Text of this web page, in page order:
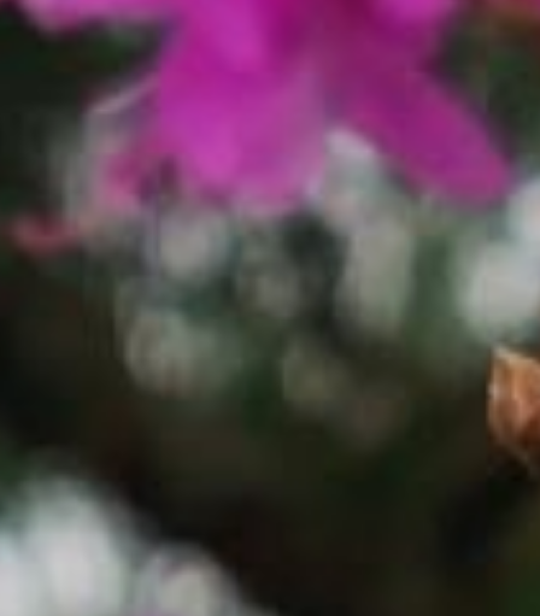
и дождями.
Температура ожидается
в пределах нормы, а в
некоторые дни даже
немного ниже. Погода
несколько дней будет
солнечно, потом опять
дождь. И так до конца
месяца.
— В первых числах мая
по ночам. Скорее всего,
вначале месяца будет
Ожидается, что ветер
будет дуть со скоростью
5 — 7 метров в секунду
в северном и северо-
восточном направлениях,